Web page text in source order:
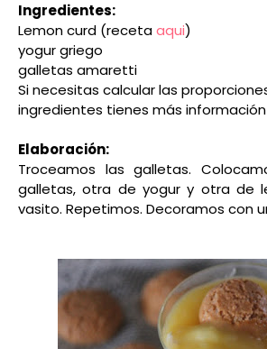
Ingredientes:
Lemon curd (recetaaqui)
yogur griego
galletas amaretti
Si necesitas calcular las
ingredientes tienes más información
Elaboración:
Troceamos las galletas.
galletas, otra de yogur y otra de
vasito. Repetimos. Decoramos con